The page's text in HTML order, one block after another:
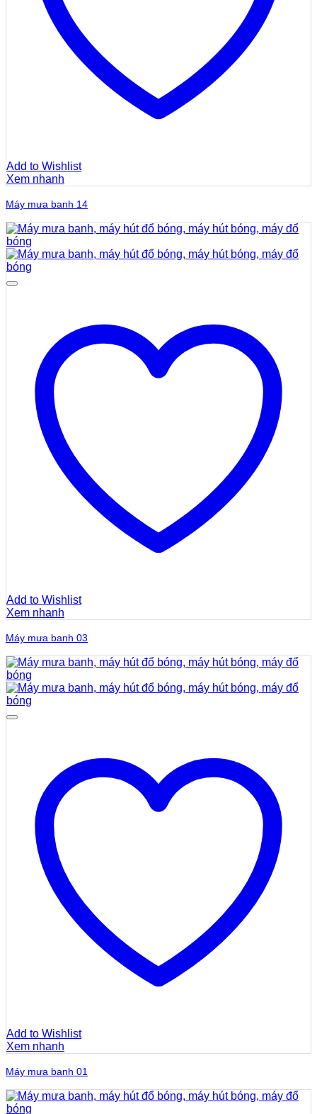
Add to Wishlist
Xem nhanh
Máy mưa banh 14
Add to Wishlist
Xem nhanh
Máy mưa banh 03
Add to Wishlist
Xem nhanh
Máy mưa banh 01